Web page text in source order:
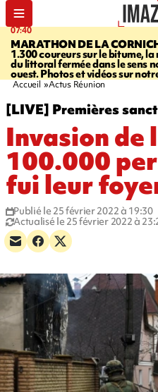
10:33
ASSOCIATIONSProtection
l’enfance - une nouvelle
Stop VIF organisée à La
Accueil Actus Réunion
[LIVE] Premières
Invasion de
100.000
fui leur
Publié le 25 février 2022 à 19:30
Actualisé le 25 février 2022 à